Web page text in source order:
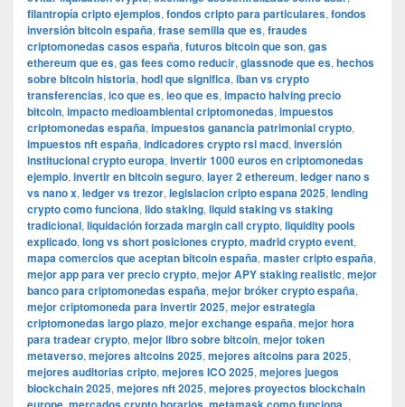
filantropía cripto ejemplos, fondos cripto para particulares, fondos
inversión bitcoin españa, frase semilla que es, fraudes
criptomonedas casos españa, futuros bitcoin que son, gas
ethereum que es, gas fees como reducir, glassnode que es, hechos
sobre bitcoin historia, hodl que significa, iban vs crypto
transferencias, ico que es, ieo que es, impacto halving precio
bitcoin, impacto medioambiental criptomonedas, impuestos
criptomonedas españa, impuestos ganancia patrimonial crypto,
impuestos nft españa, indicadores crypto rsi macd, inversión
institucional crypto europa, invertir 1000 euros en criptomonedas
ejemplo, invertir en bitcoin seguro, layer 2 ethereum, ledger nano s
vs nano x, ledger vs trezor, legislacion cripto espana 2025, lending
crypto como funciona, lido staking, liquid staking vs staking
tradicional, liquidación forzada margin call crypto, liquidity pools
explicado, long vs short posiciones crypto, madrid crypto event,
mapa comercios que aceptan bitcoin españa, master cripto españa,
mejor app para ver precio crypto, mejor APY staking realistic, mejor
banco para criptomonedas españa, mejor bróker crypto españa,
mejor criptomoneda para invertir 2025, mejor estrategia
criptomonedas largo plazo, mejor exchange españa, mejor hora
para tradear crypto, mejor libro sobre bitcoin, mejor token
metaverso, mejores altcoins 2025, mejores altcoins para 2025,
mejores auditorias cripto, mejores ICO 2025, mejores juegos
blockchain 2025, mejores nft 2025, mejores proyectos blockchain